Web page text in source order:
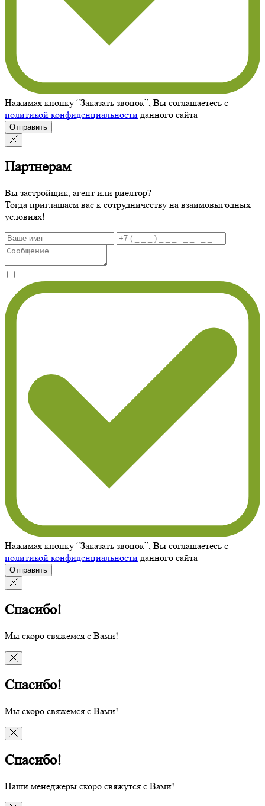
Нажимая кнопку “Заказать звонок”, Вы соглашаетесь с
политикой конфиденциальности данного сайта
Отправить
Партнерам
Вы застройщик, агент или риелтор?
Тогда приглашаем вас к сотрудничеству на взаимовыгодных
условиях!
Нажимая кнопку “Заказать звонок”, Вы соглашаетесь с
политикой конфиденциальности данного сайта
Отправить
Спасибо!
Мы скоро свяжемся с Вами!
Спасибо!
Мы скоро свяжемся с Вами!
Спасибо!
Наши менеджеры скоро свяжутся с Вами!